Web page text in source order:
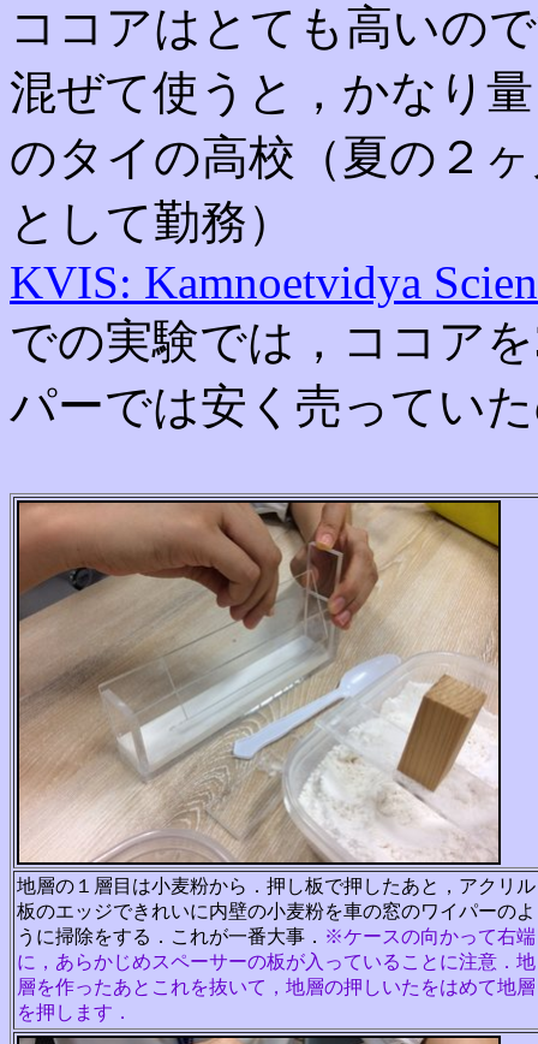
ココアはとても高いの
混ぜて使うと，かなり
のタイの高校（夏の２
として勤務）
KVIS: Kamnoetvidya
での実験では，ココア
パーでは安く売ってい
地層の１層目は小麦粉から．押し板で押したあと，アクリル
板のエッジできれいに内壁の小麦粉を車の窓のワイパーのよ
うに掃除をする．これが一番大事． ※ケースの向かって右端
に，あらかじめスペーサーの板が入っていることに注意． 地
層を作ったあとこれを抜いて，地層の押しいた をはめて地層
を押します．